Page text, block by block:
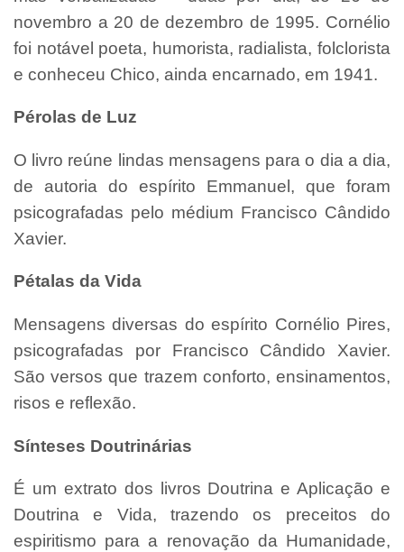
novembro a 20 de dezembro de 1995. Cornélio
foi notável poeta, humorista, radialista, folclorista
e conheceu Chico, ainda encarnado, em 1941.
Pérolas de Luz
O livro reúne lindas mensagens para o dia a dia,
de autoria do espírito Emmanuel, que foram
psicografadas pelo médium Francisco Cândido
Xavier.
Pétalas da Vida
Mensagens diversas do espírito Cornélio Pires,
psicografadas por Francisco Cândido Xavier.
São versos que trazem conforto, ensinamentos,
risos e reflexão.
Sínteses Doutrinárias
É um extrato dos livros Doutrina e Aplicação e
Doutrina e Vida, trazendo os preceitos do
espiritismo para a renovação da Humanidade,